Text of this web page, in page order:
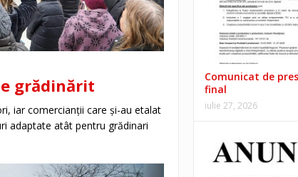
grădinărit
iar comercianții care și-au etalat
adaptate atât pentru grădinari
Comunicat de
final
iulie 27, 2026